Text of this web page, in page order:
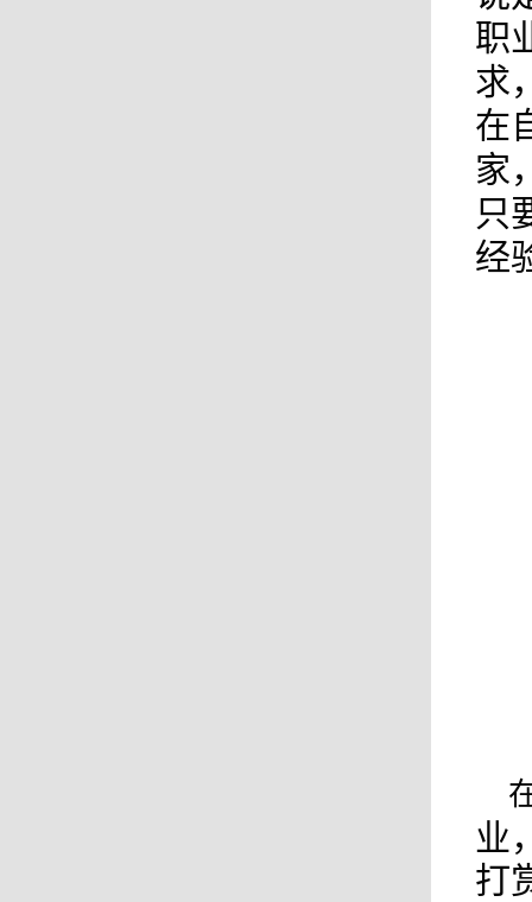
职
求
在
家
只
经
业
打